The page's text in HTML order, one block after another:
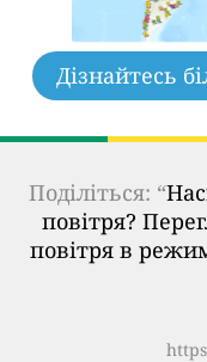
Дізнайтесь
Поділіться: “
повітря?
повітря в